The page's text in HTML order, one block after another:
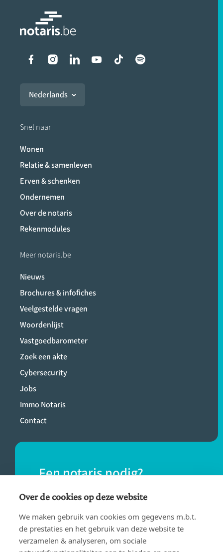
Liens vers les réseaux
Nederlands
Snel naar
Wonen
Relatie & samenleven
Erven & schenken
Ondernemen
Over de notaris
Rekenmodules
Meer notaris.be
Nieuws
Brochures & infofiches
Veelgestelde vragen
Woordenlijst
Vastgoedbarometer
Zoek een akte
Cybersecurity
Jobs
Immo Notaris
Contact
Een notaris nodig?
Vind eenvoudig een notaris bij jou in de
buurt.
VIND EEN NOTARIS
Over de cookies op deze website
We maken gebruik van cookies om gegevens m.b.t.
de prestaties en het gebruik van deze website te
verzamelen & analyseren, om sociale